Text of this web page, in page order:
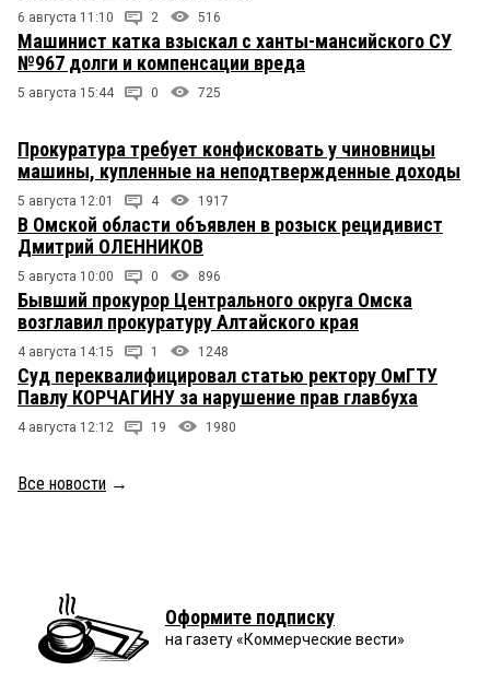
6 августа 11:10 2 516
Машинист катка взыскал с ханты-мансийского СУ
№967 долги и компенсации вреда
5 августа 15:44 0 725
Прокуратура требует конфисковать у чиновницы
машины, купленные на неподтвержденные доходы
5 августа 12:01 4 1917
В Омской области объявлен в розыск рецидивист
Дмитрий ОЛЕННИКОВ
5 августа 10:00 0 896
Бывший прокурор Центрального округа Омска
возглавил прокуратуру Алтайского края
4 августа 14:15 1 1248
Суд переквалифицировал статью ректору ОмГТУ
Павлу КОРЧАГИНУ за нарушение прав главбуха
4 августа 12:12 19 1980
Все новости →
Оформите подписку
на газету «Коммерческие вести»